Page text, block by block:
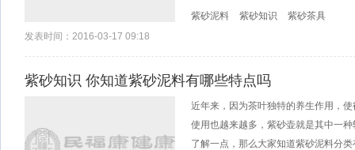
紫砂泥料 紫砂知识
紫砂茶具
发表时间：2016-03-17 09:18
紫砂知识 你知道紫砂泥料有哪些特点吗
近年来，因为茶叶独特的养生作用，
使用也越来越多，紫砂壶就是其中一
了解一点，那么大家知道紫砂泥料分